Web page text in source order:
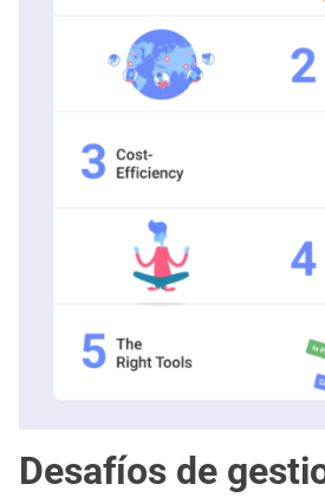
Desafíos de